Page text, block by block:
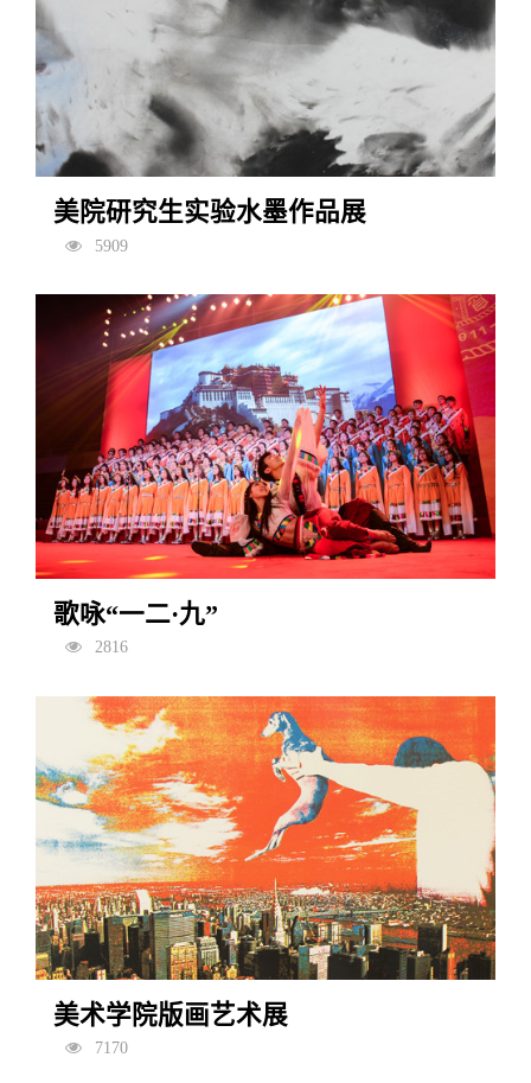
美院研究生实验水墨作品展
5909
歌咏“一二·九”
2816
美术学院版画艺术展
7170